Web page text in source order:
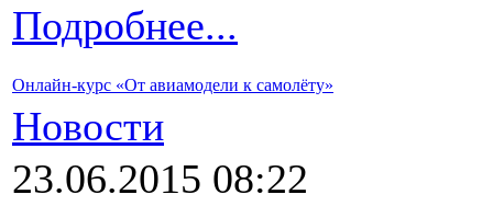
Подробнее...
Онлайн-курс «От авиамодели к самолёту»
Новости
23.06.2015 08:22